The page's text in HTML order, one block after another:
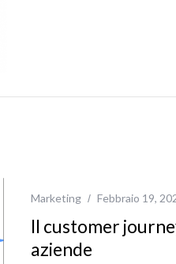
Marketing Febbraio 19,
Il customer
aziende